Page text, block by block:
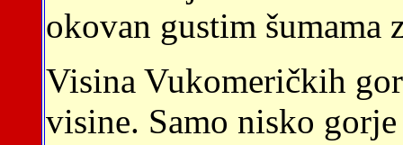
okovan gustim šumama
Visina Vukomeričkih
visine. Samo nisko